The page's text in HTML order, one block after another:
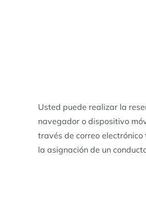
Usted puede realizar la
navegador o dispositivo
través de correo
la asignación de un